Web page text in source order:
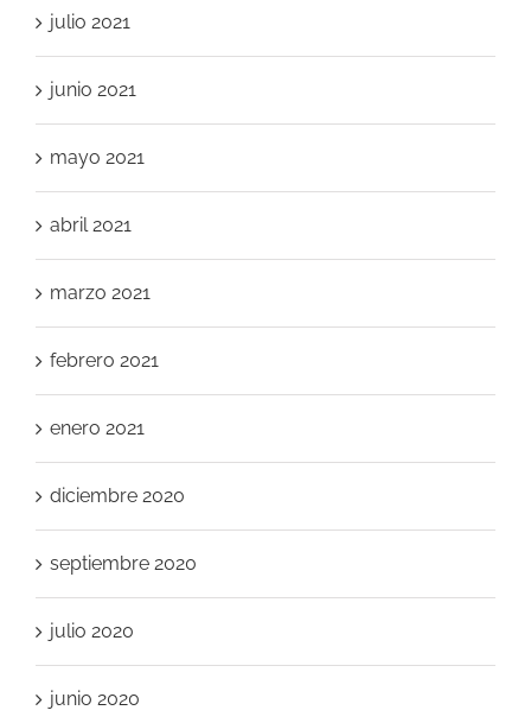
julio 2021
junio 2021
mayo 2021
abril 2021
marzo 2021
febrero 2021
enero 2021
diciembre 2020
septiembre 2020
julio 2020
junio 2020